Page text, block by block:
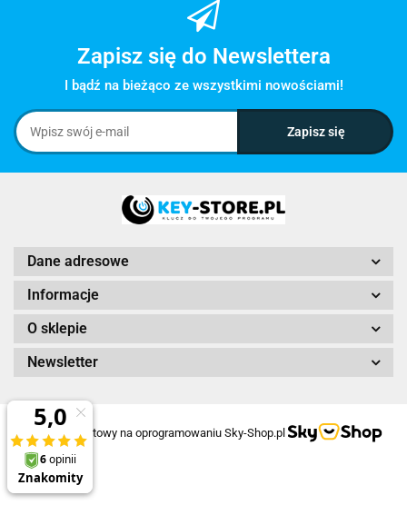
Zapisz się do Newslettera
I bądź na bieżąco ze wszystkimi nowościami!
Dane adresowe
Informacje
O sklepie
Newsletter
Sklep internetowy na oprogramowaniu Sky-Shop.pl